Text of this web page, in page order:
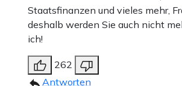
Staatsfinanzen und vieles mehr,
deshalb werden Sie auch nicht
ich!
262
Antworten